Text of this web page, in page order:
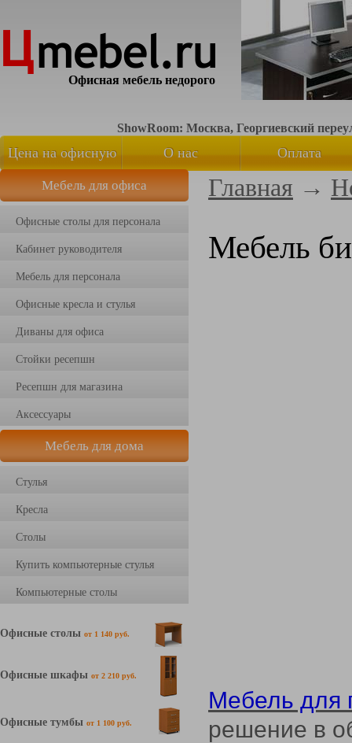
Офисная мебель недорого
ShowRoom: Москва, Георгиевский
Цена на офисную
мебель
О нас Оплата
Мебель для офиса
Офисные столы для персонала
Кабинет руководителя
Мебель для персонала
Офисные кресла и стулья
Диваны для офиса
Стойки ресепшн
Ресепшн для магазина
Аксессуары
Мебель для дома
Стулья
Кресла
Столы
Купить компьютерные стулья
Компьютерные столы
Офисные столы от 1 140 руб.
Офисные шкафы от 2 210 руб.
Офисные тумбы от 1 100 руб.
Главная →
Мебель
Мебель для
решение в